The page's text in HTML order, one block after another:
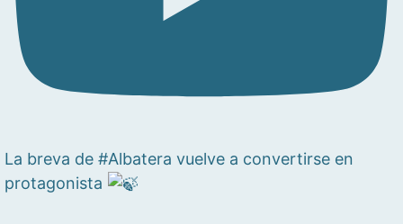
La breva de #Albatera vuelve a convertirse en
protagonista